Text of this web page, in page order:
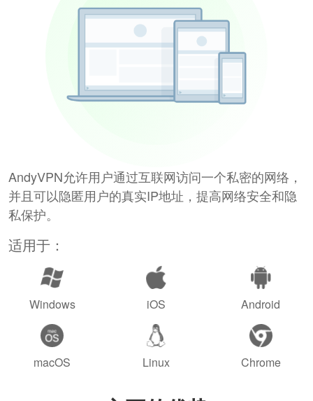
AndyVPN允许用户通过互联网访问一个私密的网络，
并且可以隐匿用户的真实IP地址，提高网络安全和隐
私保护。
适用于：
Windows iOS Android
macOS Linux Chrome